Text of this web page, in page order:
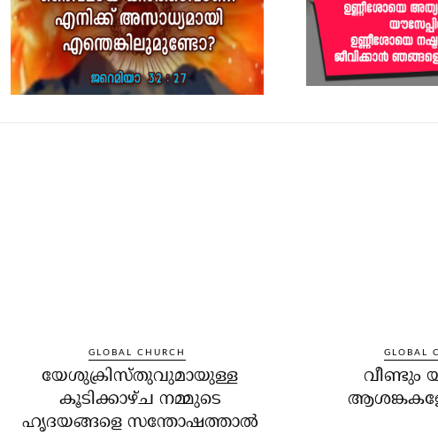
GLOBAL CHURCH
യേശുക്രിസ്തുവുമായുള്ള
കൂടിക്കാഴ്ച നമ്മുടെ
ഹൃദയങ്ങളെ സന്തോഷത്താല്‍
GLOBAL
വീണ്ടും